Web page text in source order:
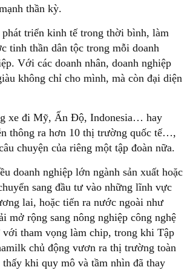
thần kỳ.
triển kinh tế trong thời bình, làm
tinh thần dân tộc trong mỗi doanh
Với các doanh nhân, doanh nghiệp
không chỉ cho mình, mà còn đại diện
xe đi Mỹ, Ấn Độ, Indonesia… hay
thông ra hơn 10 thị trường quốc tế…,
chuyện của riêng một tập đoàn nữa.
doanh nghiệp lớn ngành sản xuất hoặc
sang đầu tư vào những lĩnh vực
lai, hoặc tiến ra nước ngoài như
mở rộng sang nông nghiệp công nghệ
tham vọng làm chip, trong khi Tập
chủ động vươn ra thị trường toàn
khi quy mô và tầm nhìn đã thay